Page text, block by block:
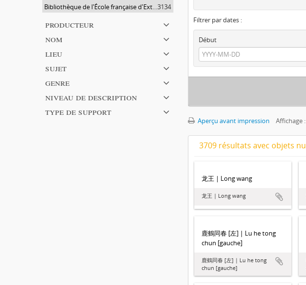
Bibliothèque de l'École française d'Extrême-Orient (Paris)3134
producteur
nom
lieu
sujet
genre
niveau de description
type de support
Filtrer par dates :
Début
Aperçu avant impression Affichage :
3709 résultats avec objets
龙王 | Long wang
龙王 | Long wang
鹿鶴同春 [左] | Lu he tong
chun [gauche]
鹿鶴同春 [左] | Lu he tong
chun [gauche]